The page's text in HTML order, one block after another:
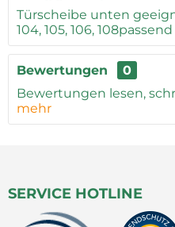
Türscheibe unten
104, 105, 106, 108passend
Bewertungen
0
Bewertungen lesen,
mehr
SERVICE HOTLINE